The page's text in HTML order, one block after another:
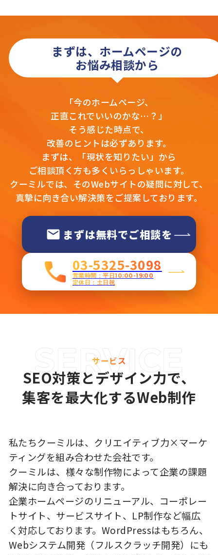
まずは、ホームページの
お悩み相談から
「今のホームページ、
正直これでいいのかな…？」
そう感じた時点で、
改善のヒントは必ずあります。
まずは、「現状を知りたい」から
ご相談頂く方も多くいらっしゃいます。
クーミルでは、そのWebサイトの疑問に対して、
真摯に向き合い解決策をご提案しております。
まずは無料でご相談を
03-5325-3098
営業時間：平日10:00-19:00
定休日：土日祝
サービス
SEO対策とデザイン力で、
集客を最大化するWeb制作
私たちクーミルは、クリエイティブ力×マーケ
ティングを組み合わせた会社です。
クーミルは、様々な制作物によって企業の課題
解決に向き合っております。
企業ホームページのリニューアル、コーポレー
トサイト、サービスサイト、LP制作など幅広
く対応しております。WordPressはもちろん、
Webシステム開発（フルスクラッチ開発）にも